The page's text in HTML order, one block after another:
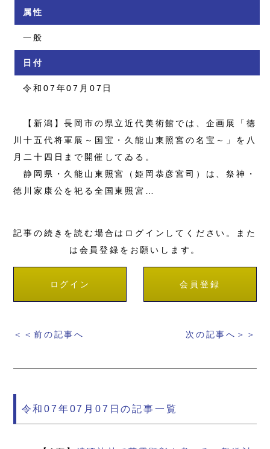
属性
一般
日付
令和07年07月07日
【新潟】長岡市の県立近代美術館では、企画展「徳
川十五代将軍展～国宝・久能山東照宮の名宝～」を八
月二十四日まで開催してゐる。
静岡県・久能山東照宮（姫岡恭彦宮司）は、祭神・
徳川家康公を祀る全国東照宮…
記事の続きを読む場合はログインしてください。また
は会員登録をお願いします。
ログイン 会員登録
＜＜前の記事へ 次の記事へ＞＞
令和07年07月07日の記事一覧